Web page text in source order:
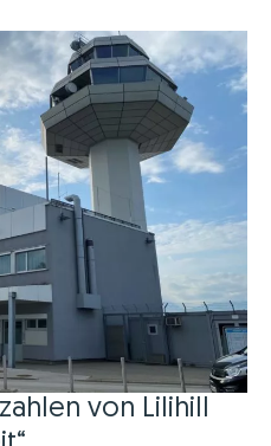
von Lilihill